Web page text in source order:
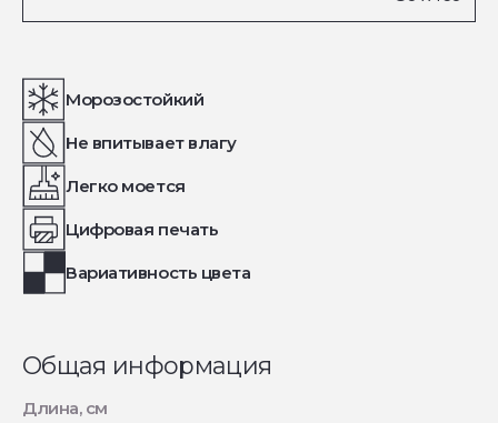
Морозостойкий
Не впитывает влагу
Легко моется
Цифровая печать
Вариативность цвета
Общая информация
Длина, см